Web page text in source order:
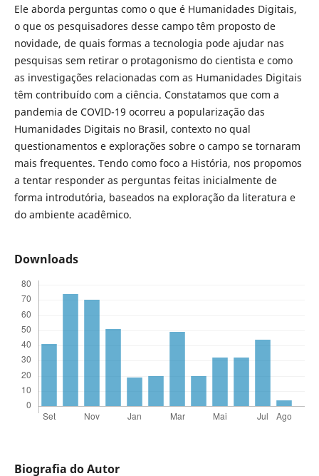
Ele aborda perguntas como o que é Humanidades Digitais,
o que os pesquisadores desse campo têm proposto de
novidade, de quais formas a tecnologia pode ajudar nas
pesquisas sem retirar o protagonismo do cientista e como
as investigações relacionadas com as Humanidades Digitais
têm contribuído com a ciência. Constatamos que com a
pandemia de COVID-19 ocorreu a popularização das
Humanidades Digitais no Brasil, contexto no qual
questionamentos e explorações sobre o campo se tornaram
mais frequentes. Tendo como foco a História, nos propomos
a tentar responder as perguntas feitas inicialmente de
forma introdutória, baseados na exploração da literatura e
do ambiente acadêmico.
Downloads
Biografia do Autor